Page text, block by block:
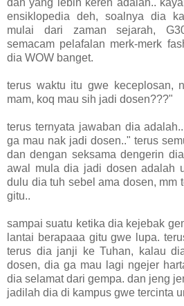
ensiklopedia deh, soalnya dia
mulai dari zaman sejarah,
semacam pelafalan merk-merk
dia WOW banget.
terus waktu itu gwe keceplosan,
mam, koq mau sih jadi dosen???"
terus ternyata jawaban dia
ga mau nak jadi dosen.." terus
dan dengan seksama dengerin
awal mula dia jadi dosen adalah
dulu dia tuh sebel ama dosen, mm
gitu..
sampai suatu ketika dia kejebak
lantai berapaaa gitu gwe lupa.
terus dia janji ke Tuhan, kalau
dosen, dia ga mau lagi ngejer
dia selamat dari gempa. dan jeng
jadilah dia di kampus gwe tercinta